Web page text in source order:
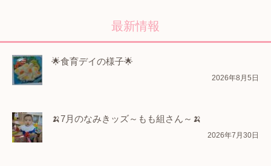
最新情報
🌟食育デイの様子🌟
2026年8月5日
🍌7月のなみきッズ～もも組さん～🍌
2026年7月30日